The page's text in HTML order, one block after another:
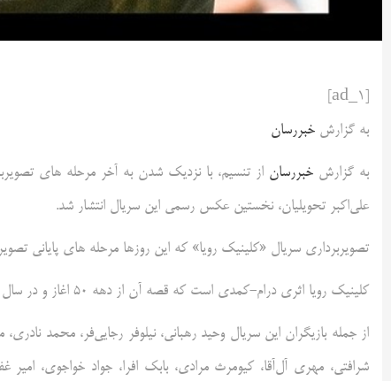
به گزارش خبررسان
به گزارش خبررسان از تنسیم، با نزدیک شدن به آخر مرحله های
علی‌اکبر تحویلیان، نخستین عکس رسمی این سریال انتشار شد.
تصویربرداری سریال «کلینیک رویا» که این روزها مرحله های پایانی
کلینیک رویا اثری درام-کمدی است که قصه آن از دهه 50 اغاز و در سال 1403 به آخر می‌رسد.
از جمله بازیگران این سریال وحید رهبانی، نیلوفر رجایی‌فر، محمد
شرافتی، مهری آل‌آقا، کیومرث مرادی، بابک افرا، جواد خواجوی،